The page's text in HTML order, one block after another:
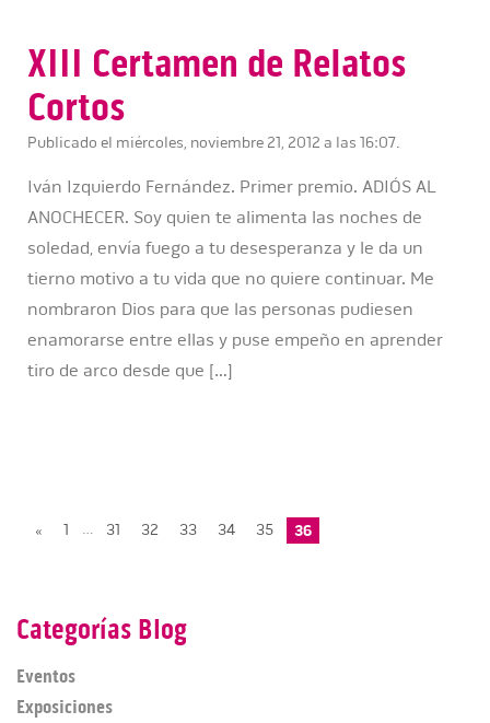
XIII Certamen de Relatos
Cortos
Publicado el miércoles, noviembre 21, 2012 a las 16:07.
Iván Izquierdo Fernández. Primer premio. ADIÓS AL
ANOCHECER. Soy quien te alimenta las noches de
soledad, envía fuego a tu desesperanza y le da un
tierno motivo a tu vida que no quiere continuar. Me
nombraron Dios para que las personas pudiesen
enamorarse entre ellas y puse empeño en aprender
tiro de arco desde que […]
« 1 … 31 32 33 34 35 36
Categorías Blog
Eventos
Exposiciones